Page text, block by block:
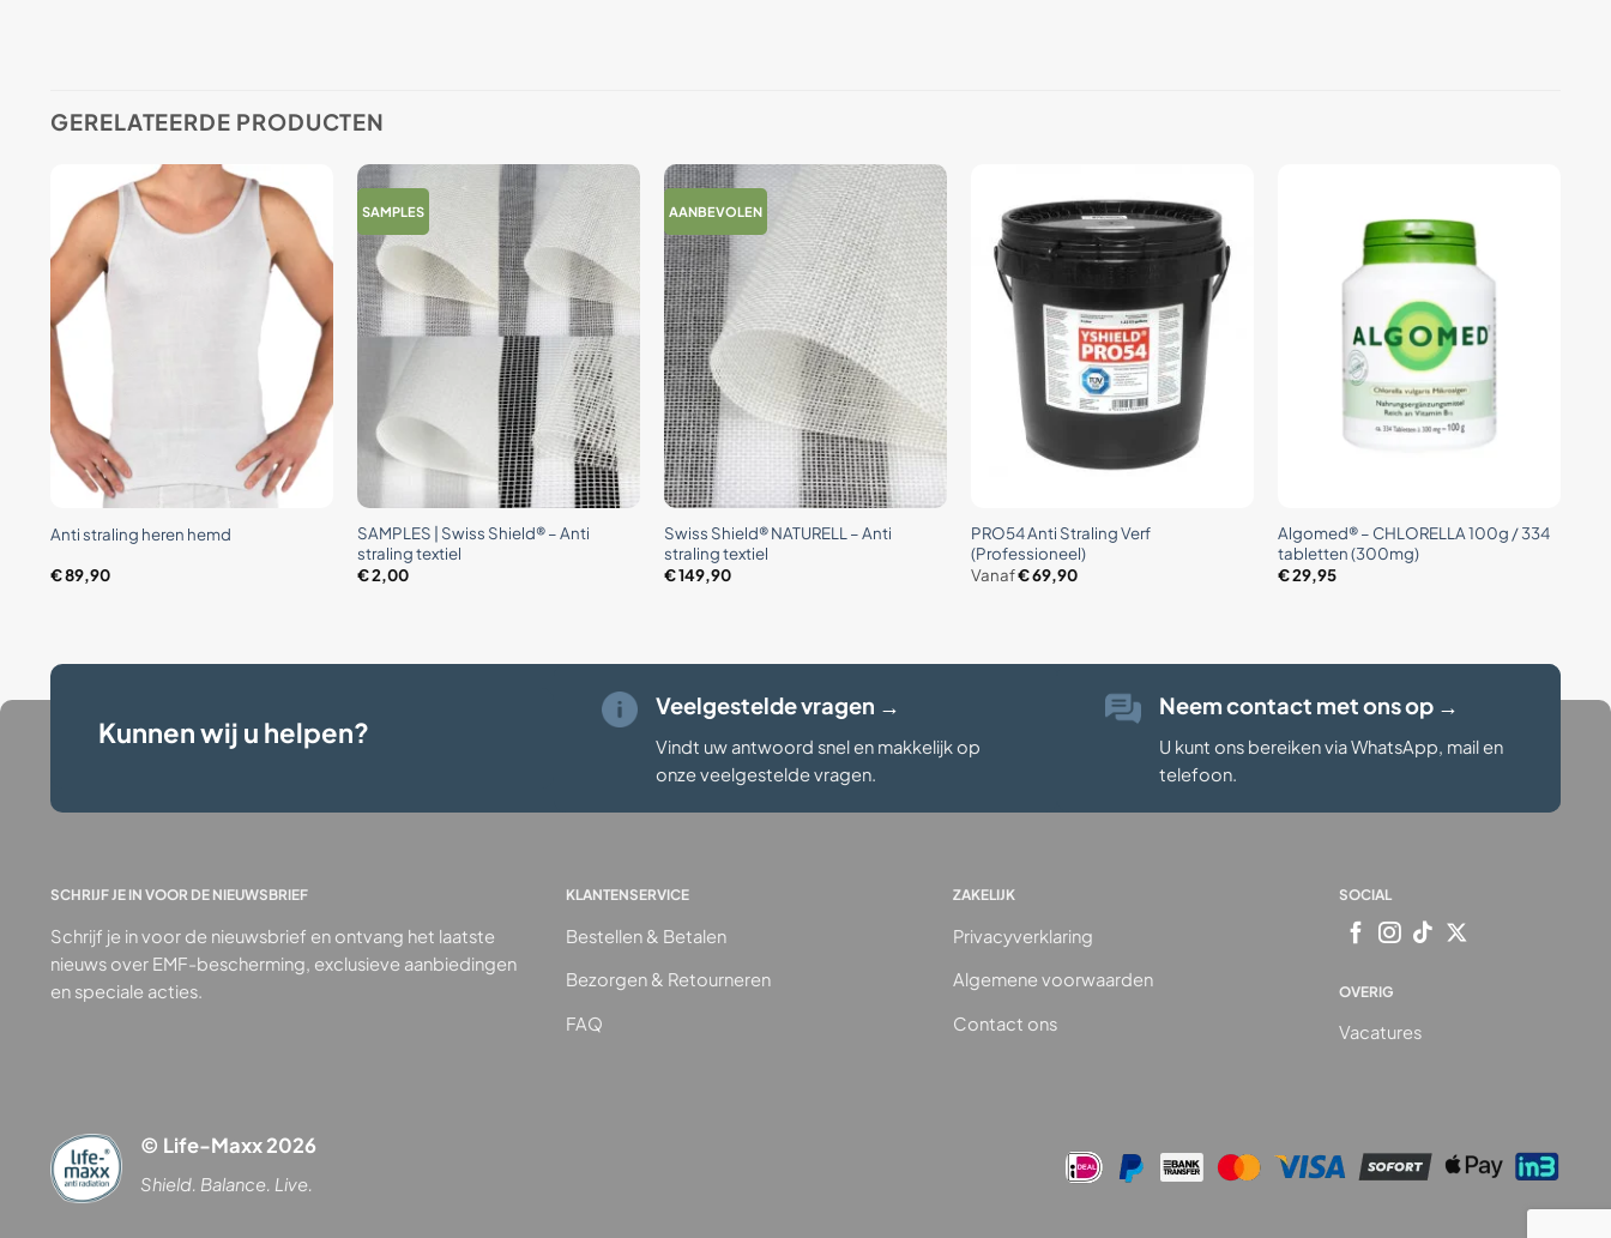
GERELATEERDE PRODUCTEN
+
Anti straling heren hemd
€89,90
SAMPLES
SAMPLES | Swiss Shield® – Anti
straling textiel
€2,00
AANBEVOLEN
+
Swiss Shield® NATURELL – Anti
straling textiel
€149,90
PRO54 Anti Straling Verf
(Professioneel)
Vanaf€69,90
Algomed® – CHLORELLA 100g / 334
tabletten (300mg)
€29,95
Kunnen wij u helpen?
Veelgestelde vragen →
Vindt uw antwoord snel en makkelijk op
onze veelgestelde vragen.
Neem contact met ons op →
U kunt ons bereiken via WhatsApp, mail en
telefoon.
SCHRIJF JE IN VOOR DE NIEUWSBRIEF
Schrijf je in voor de nieuwsbrief en ontvang het laatste
nieuws over EMF-bescherming, exclusieve aanbiedingen
en speciale acties.
KLANTENSERVICE
Bestellen & Betalen
Bezorgen & Retourneren
FAQ
ZAKELIJK
Privacyverklaring
Algemene voorwaarden
Contact ons
SOCIAL
OVERIG
Vacatures
© Life-Maxx 2026
Shield. Balance. Live.